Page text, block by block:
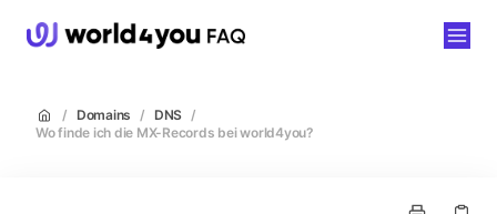
/ Domains / DNS /
Wo finde ich die MX-Records bei world4you?